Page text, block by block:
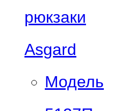
рюкзаки
Asgard
Модель